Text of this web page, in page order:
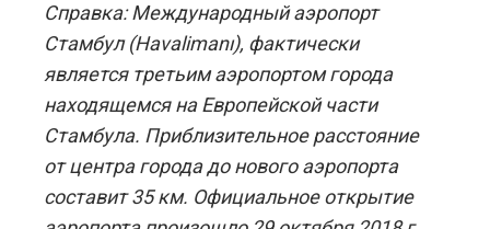
Справка: Международный аэропорт
Стамбул (Havalimanı), фактически
является третьим аэропортом города
находящемся на Европейской части
Стамбула. Приблизительное расстояние
от центра города до нового аэропорта
составит 35 км. Официальное открытие